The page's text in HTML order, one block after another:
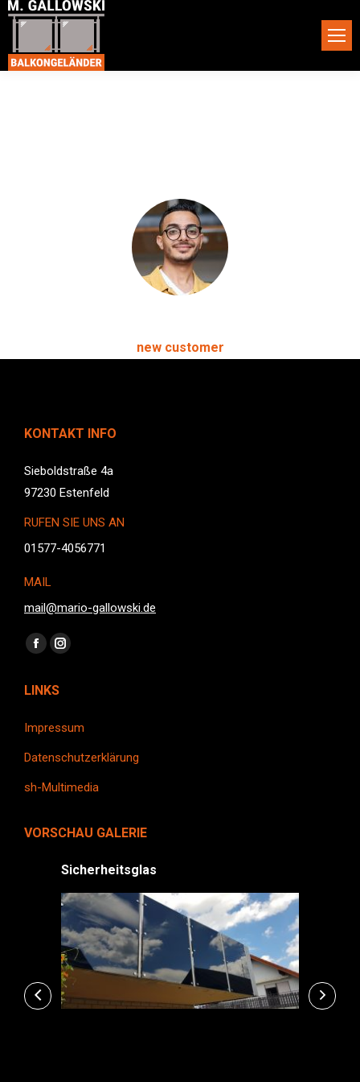
new customer
KONTAKT INFO
Sieboldstraße 4a
97230 Estenfeld
RUFEN SIE UNS AN
01577-4056771
MAIL
mail@mario-gallowski.de
Finden Sie uns auf:
Facebook
opens
new
window
Instagram
opens
new
window
LINKS
Impressum
Datenschutzerklärung
sh-Multimedia
VORSCHAU GALERIE
Sicherheitsglas